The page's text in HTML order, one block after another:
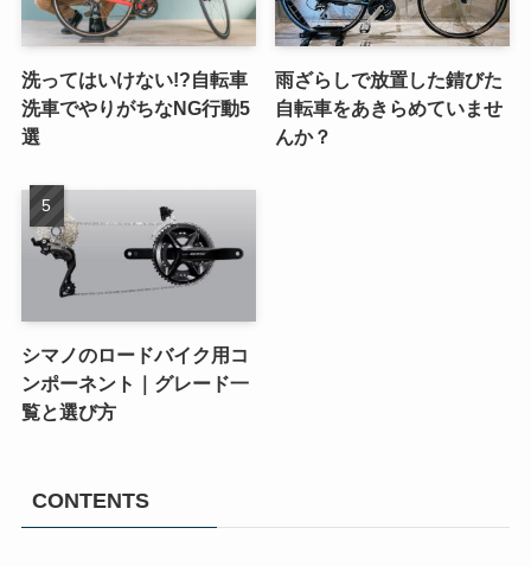
洗ってはいけない!?自転車
洗車でやりがちなNG行動5
選
雨ざらしで放置した錆びた
自転車をあきらめていませ
んか？
シマノのロードバイク用コ
ンポーネント｜グレード一
覧と選び方
CONTENTS